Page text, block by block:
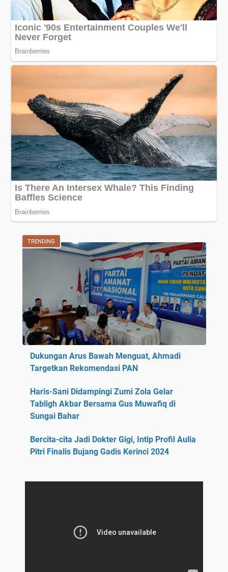
TRENDING
Dukungan Arus Bawah Menguat, Ahmadi
Targetkan Rekomendasi PAN
Haris-Sani Didampingi Zumi Zola Gelar
Tabligh Akbar Bersama Gus Muwafiq di
Sungai Bahar
Bercita-cita Jadi Dokter Gigi, Intip Profil Aulia
Pitri Finalis Bujang Gadis Kerinci 2024